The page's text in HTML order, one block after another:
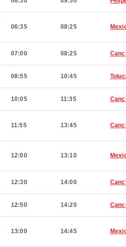
06:35 08:25
07:00 08:25
08:55 10:45
10:05 11:35
11:55 13:45
12:00 13:10
12:30 14:00
12:50 14:20
13:00 14:45